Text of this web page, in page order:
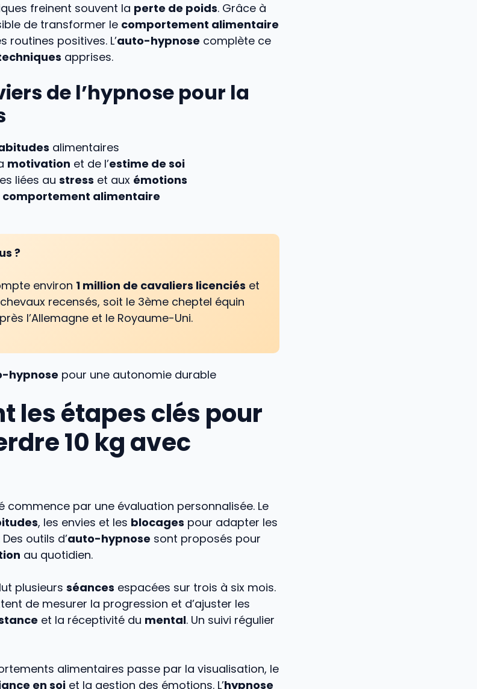
freinent souvent la perte de poids. Grâce à
de transformer le comportement alimentaire
routines positives. L’auto-hypnose complète ce
apprises.
de l’hypnose pour la
alimentaires
motivation et de l’estime de soi
liées au stress et aux émotions
comportement alimentaire
?
environ 1 million de cavaliers licenciés et
recensés, soit le 3ème cheptel équin
l’Allemagne et le Royaume-Uni.
hypnose pour une autonomie durable
les étapes clés pour
10 kg avec
commence par une évaluation personnalisée. Le
, les envies et les blocages pour adapter les
outils d’auto-hypnose sont proposés pour
au quotidien.
plusieurs séances espacées sur trois à six mois.
de mesurer la progression et d’ajuster les
et la réceptivité du mental. Un suivi régulier
alimentaires passe par la visualisation, le
en soi et la gestion des émotions. L’hypnose